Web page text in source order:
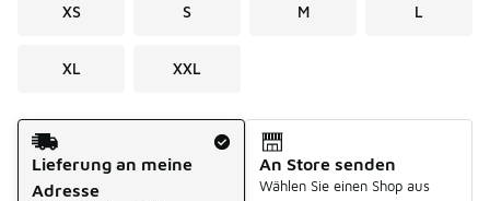
XS S M L
XL XXL
Versandart
Lieferung an meine
Adresse
An Store senden
Wählen Sie einen Shop aus